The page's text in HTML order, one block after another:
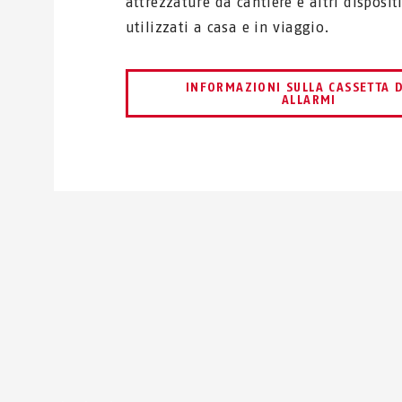
utilizzati a casa e in viaggio.
INFORMAZIONI SULLA CASSETTA
ALLARMI